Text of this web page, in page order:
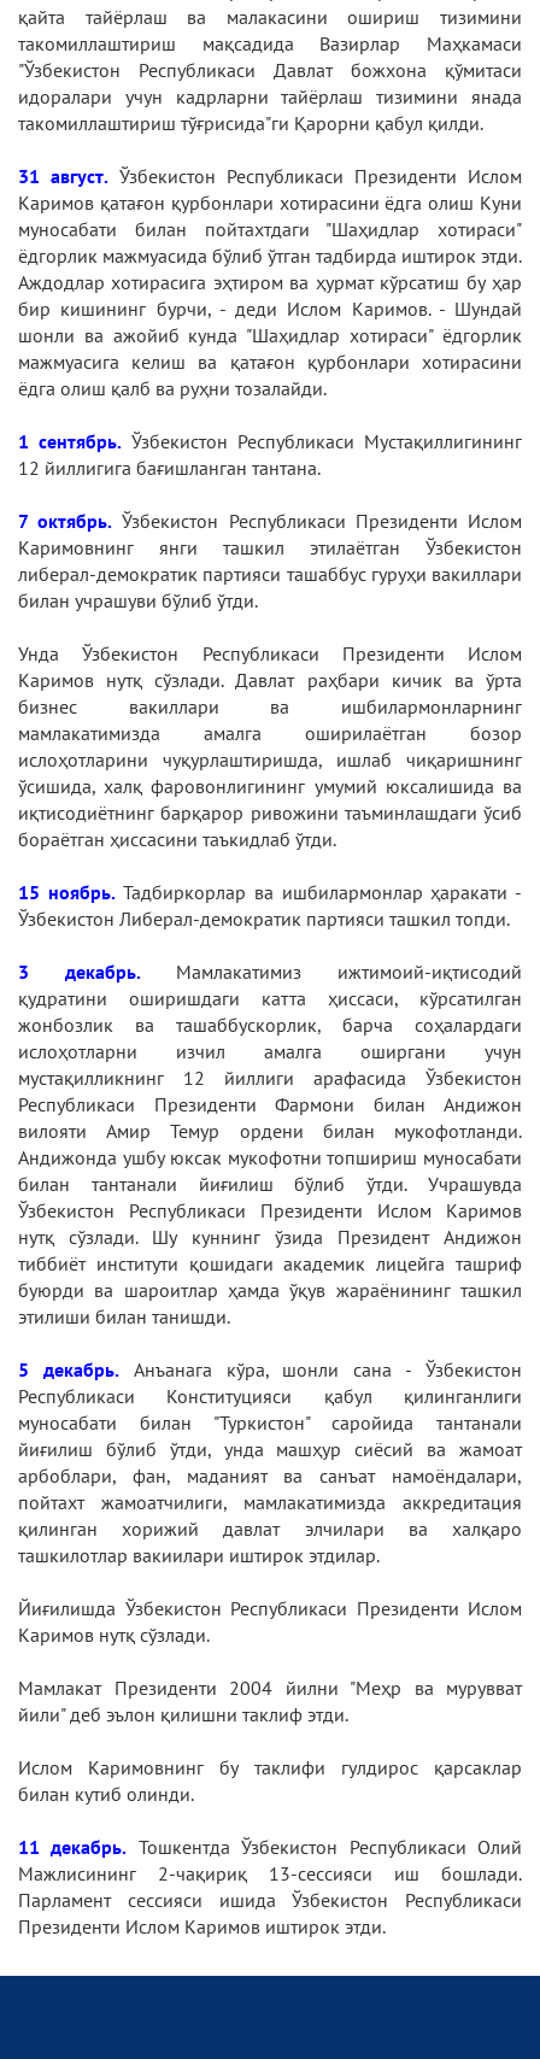
қайта тайёрлаш ва малакасини ошириш тизимини
такомиллаштириш мақсадида Вазирлар Маҳкамаси
"Ўзбекистон Республикаси Давлат божхона қўмитаси
идоралари учун кадрларни тайёрлаш тизимини янада
такомиллаштириш тўғрисида"ги Қарорни қабул қилди.
31 август. Ўзбекистон Республикаси Президенти Ислом
Каримов қатағон қурбонлари хотирасини ёдга олиш Куни
муносабати билан пойтахтдаги "Шаҳидлар хотираси"
ёдгорлик мажмуасида бўлиб ўтган тадбирда иштирок этди.
Аждодлар хотирасига эҳтиром ва ҳурмат кўрсатиш бу ҳар
бир кишининг бурчи, - деди Ислом Каримов. - Шундай
шонли ва ажойиб кунда "Шаҳидлар хотираси" ёдгорлик
мажмуасига келиш ва қатағон қурбонлари хотирасини
ёдга олиш қалб ва руҳни тозалайди.
1 сентябрь. Ўзбекистон Республикаси Мустақиллигининг
12 йиллигига бағишланган тантана.
7 октябрь. Ўзбекистон Республикаси Президенти Ислом
Каримовнинг янги ташкил этилаётган Ўзбекистон
либерал-демократик партияси ташаббус гуруҳи вакиллари
билан учрашуви бўлиб ўтди.
Унда Ўзбекистон Республикаси Президенти Ислом
Каримов нутқ сўзлади. Давлат раҳбари кичик ва ўрта
бизнес вакиллари ва ишбилармонларнинг
мамлакатимизда амалга оширилаётган бозор
ислоҳотларини чуқурлаштиришда, ишлаб чиқаришнинг
ўсишида, халқ фаровонлигининг умумий юксалишида ва
иқтисодиётнинг барқарор ривожини таъминлашдаги ўсиб
бораётган ҳиссасини таъкидлаб ўтди.
15 ноябрь.Тадбиркорлар ва ишбилармонлар ҳаракати -
Ўзбекистон Либерал-демократик партияси ташкил топди.
3 декабрь.Мамлакатимиз ижтимоий-иқтисодий
қудратини оширишдаги катта ҳиссаси, кўрсатилган
жонбозлик ва ташаббускорлик, барча соҳалардаги
ислоҳотларни изчил амалга оширгани учун
мустақилликнинг 12 йиллиги арафасида Ўзбекистон
Республикаси Президенти Фармони билан Андижон
вилояти Амир Темур ордени билан мукофотланди.
Андижонда ушбу юксак мукофотни топшириш муносабати
билан тантанали йиғилиш бўлиб ўтди. Учрашувда
Ўзбекистон Республикаси Президенти Ислом Каримов
нутқ сўзлади. Шу куннинг ўзида Президент Андижон
тиббиёт институти қошидаги академик лицейга ташриф
буюрди ва шароитлар ҳамда ўқув жараёнининг ташкил
этилиши билан танишди.
5 декабрь.Анъанага кўра, шонли сана - Ўзбекистон
Республикаси Конституцияси қабул қилинганлиги
муносабати билан "Туркистон" саройида тантанали
йиғилиш бўлиб ўтди, унда машҳур сиёсий ва жамоат
арбоблари, фан, маданият ва санъат намоёндалари,
пойтахт жамоатчилиги, мамлакатимизда аккредитация
қилинган хорижий давлат элчилари ва халқаро
ташкилотлар вакиилари иштирок этдилар.
Йиғилишда Ўзбекистон Республикаси Президенти Ислом
Каримов нутқ сўзлади.
Мамлакат Президенти 2004 йилни "Меҳр ва мурувват
йили" деб эълон қилишни таклиф этди.
Ислом Каримовнинг бу таклифи гулдирос қарсаклар
билан кутиб олинди.
11 декабрь. Тошкентда Ўзбекистон Республикаси Олий
Мажлисининг 2-чақириқ 13-сессияси иш бошлади.
Парламент сессияси ишида Ўзбекистон Республикаси
Президенти Ислом Каримов иштирок этди.